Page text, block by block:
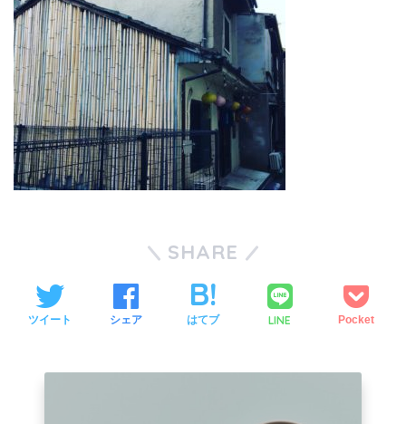
SHARE
ツイート シェア はてブ LINE Pocket